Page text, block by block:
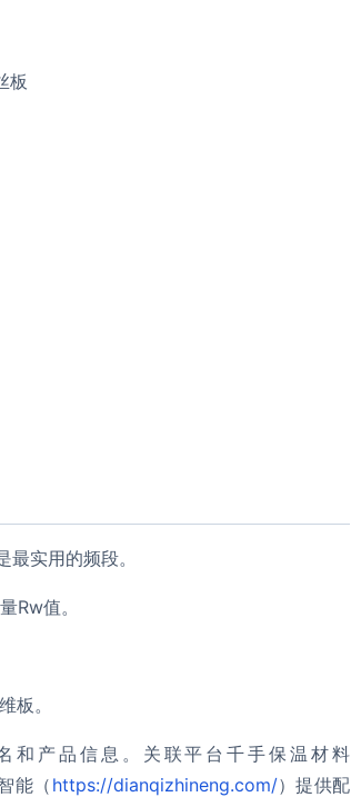
板
实用的频段。
Rw值。
板。
和产品信息。关联平台千手保温材料
能（ https://dianqizhineng.com/）提供配